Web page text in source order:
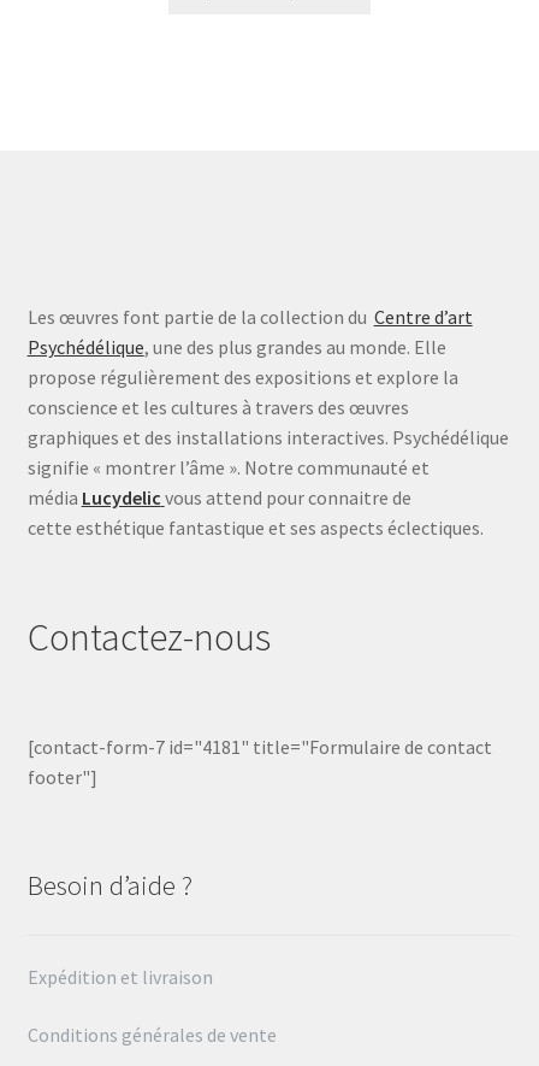
Les œuvres font partie de la collection du Centre d’art
Psychédélique, une des plus grandes au monde. Elle
propose régulièrement des expositions et explore la
conscience et les cultures à travers des œuvres
graphiques et des installations interactives. Psychédélique
signifie « montrer l’âme ». Notre communauté et
média Lucydelic vous attend pour connaitre de
cette esthétique fantastique et ses aspects éclectiques.
Contactez-nous
[contact-form-7 id="4181" title="Formulaire de contact
footer"]
Besoin d’aide ?
Expédition et livraison
Conditions générales de vente